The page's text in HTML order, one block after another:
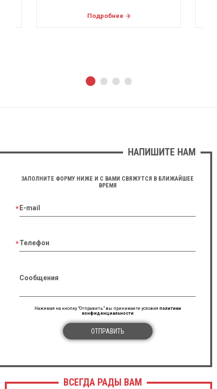
Подробнее
НАПИШИТЕ НАМ
ЗАПОЛНИТЕ ФОРМУ НИЖЕ И С ВАМИ СВЯЖУТСЯ В БЛИЖАЙШЕЕ
ВРЕМЯ
E-mail
Телефон
Сообщения
Нажимая на кнопку "Отправить" вы принимаете условия политики
конфиденциальности
ОТПРАВИТЬ
ВСЕГДА РАДЫ ВАМ